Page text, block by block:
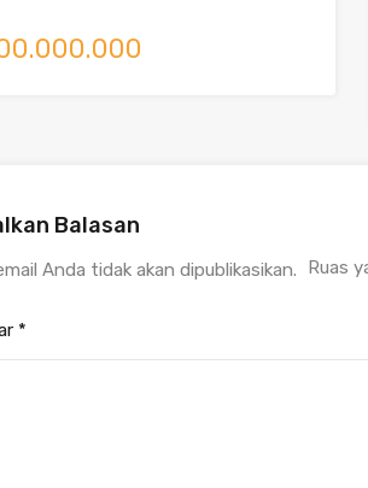
Balasan
Anda tidak akan dipublikasikan. Ruas
*